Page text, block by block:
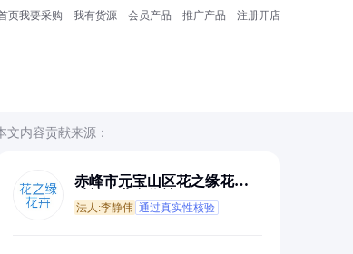
页我要采购 我有货源 会员产品 推广产品 注册开店
文内容贡献来源：
赤峰市元宝山区花之缘花卉
法人:李静伟 通过真实性核验